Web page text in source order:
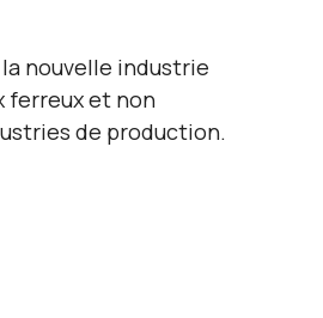
nouvelle industrie
ferreux et non
de production.